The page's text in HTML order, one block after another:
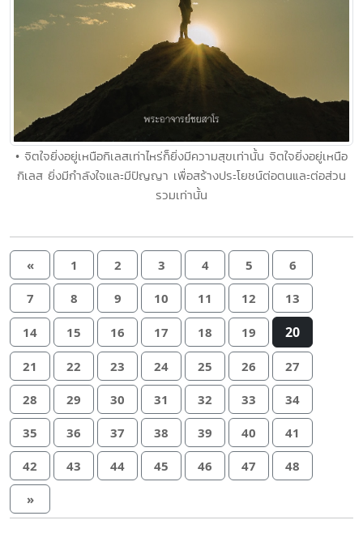
• จิตใจยิ่งอยู่เหนือกิเลสเท่าไหร่ก็ยิ่งมีความสุขเท่านั้น จิตใจยิ่งอยู่เหนือ
กิเลส ยิ่งมีกำลังใจและมีปัญญา เพื่อสร้างประโยชน์ต่อตนและต่อส่วน
รวมเท่านั้น
« 1 2 3 4 5 6
7 8 9 10 11 12 13
14 15 16 17 18 19 20
21 22 23 24 25 26 27
28 29 30 31 32 33 34
35 36 37 38 39 40 41
42 43 44 45 46 47 48
»